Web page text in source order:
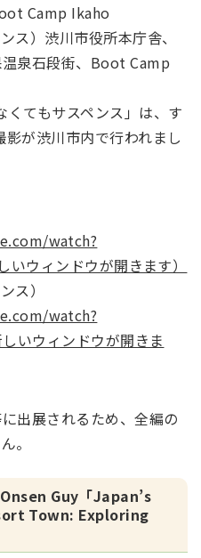
Camp Ikaho
ス）渋川市役所本庁舎、
泉石段街、Boot Camp
くてもサスペンス」は、す
影が渋川市内で行われまし
watch?
ウィンドウが開きます）
ス）
watch?
いウィンドウが開きま
出展されるため、全編の
。
Guy「Japan’s
Town: Exploring